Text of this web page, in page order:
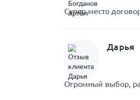
Супер место
Дарья
Огромный выбор,